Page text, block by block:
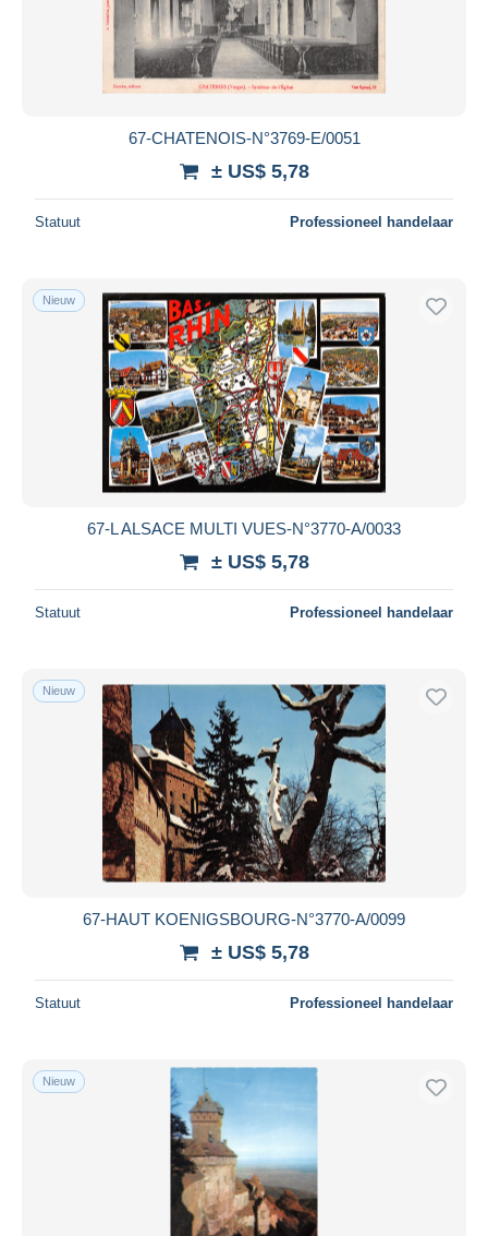
67-CHATENOIS-N°3769-E/0051
± US$ 5,78
Statuut Professioneel handelaar
Nieuw
67-L ALSACE MULTI VUES-N°3770-A/0033
± US$ 5,78
Statuut Professioneel handelaar
Nieuw
67-HAUT KOENIGSBOURG-N°3770-A/0099
± US$ 5,78
Statuut Professioneel handelaar
Nieuw